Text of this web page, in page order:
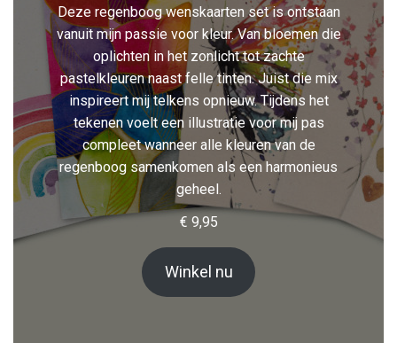
Deze regenboog wenskaarten set is ontstaan
vanuit mijn passie voor kleur. Van bloemen die
oplichten in het zonlicht tot zachte
pastelkleuren naast felle tinten. Juist die mix
inspireert mij telkens opnieuw. Tijdens het
tekenen voelt een illustratie voor mij pas
compleet wanneer alle kleuren van de
regenboog samenkomen als een harmonieus
geheel.
€ 9,95
Winkel nu